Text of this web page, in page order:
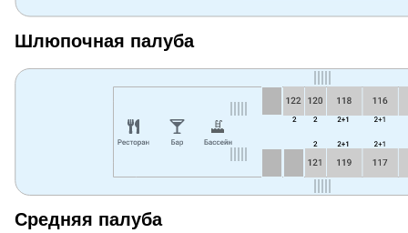
Шлюпочная палуба
Средняя палуба